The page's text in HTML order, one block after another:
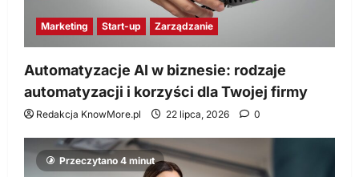
Marketing Start-up Zarządzanie
Automatyzacje AI w biznesie: rodzaje
automatyzacji i korzyści dla Twojej firmy
Redakcja KnowMore.pl 22 lipca, 2026 0
Przeczytano 4 minut